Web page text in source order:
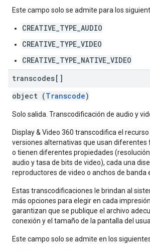
Este campo solo se admite para los
CREATIVE_TYPE_AUDIO
CREATIVE_TYPE_VIDEO
CREATIVE_TYPE_NATIVE_VIDEO
transcodes[]
object (Transcode)
Solo salida. Transcodificación de audio y
Display & Video 360 transcodifica el
versiones alternativas que usan diferentes
o tienen diferentes propiedades
audio y tasa de bits de video), cada una
reproductores de video o anchos de banda
Estas transcodificaciones le brindan al
más opciones para elegir en cada
garantizan que se publique el archivo
conexión y el tamaño de la pantalla del
Este campo solo se admite en los